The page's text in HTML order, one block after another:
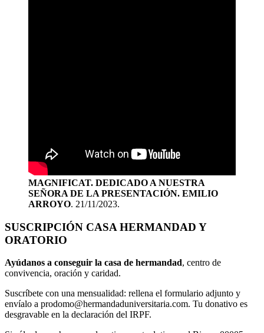
MAGNIFICAT. DEDICADO A NUESTRA
SEÑORA DE LA PRESENTACIÓN. EMILIO
ARROYO. 21/11/2023.
SUSCRIPCIÓN CASA HERMANDAD Y
ORATORIO
Ayúdanos a conseguir la casa de hermandad, centro de
convivencia, oración y caridad.
Suscríbete con una mensualidad: rellena el formulario adjunto y
envíalo a prodomo@hermandaduniversitaria.com. Tu donativo es
desgravable en la declaración del IRPF.